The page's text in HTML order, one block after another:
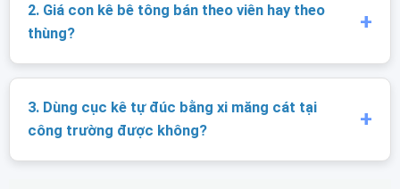
2. Giá con kê bê tông bán theo viên hay theo
thùng?
3. Dùng cục kê tự đúc bằng xi măng cát tại
công trường được không?